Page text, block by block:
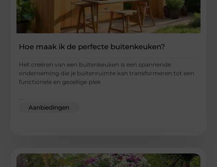
Hoe maak ik de perfecte buitenkeuken?
Het creëren van een buitenkeuken is een spannende
onderneming die je buitenruimte kan transformeren tot een
functionele en gezellige plek
Aanbiedingen